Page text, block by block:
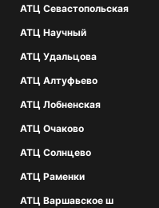
АТЦ Севастопольская
АТЦ Научный
АТЦ Удальцова
АТЦ Алтуфьево
АТЦ Лобненская
АТЦ Очаково
АТЦ Солнцево
АТЦ Раменки
АТЦ Варшавское ш